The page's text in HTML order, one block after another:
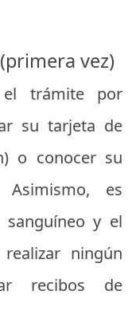
vez)
el trámite por
su tarjeta de
o conocer su
Asimismo, es
sanguíneo y el
ningún
recibos de